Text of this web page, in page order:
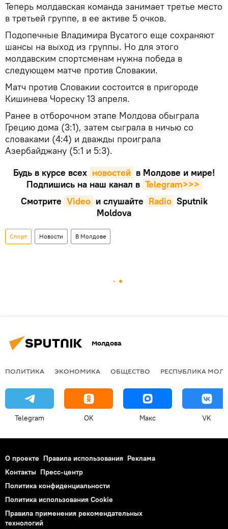
Теперь молдавская команда занимает третье место
в третьей группе, в ее активе 5 очков.
Подопечные Владимира Вусатого еще сохраняют
шансы на выход из группы. Но для этого
молдавским спортсменам нужна победа в
следующем матче против Словакии.
Матч против Словакии состоится в пригороде
Кишинева Чореску 13 апреля.
Ранее в отборочном этапе Молдова обыграла
Грецию дома (3:1), затем сыграла в ничью со
словаками (4:4) и дважды проиграла
Азербайджану (5:1 и 5:3).
Будь в курсе всех новостей в Молдове и мире!
Подпишись на наш канал в Telegram>>>
Смотрите Video и слушайте Radio Sputnik
Moldova
Спорт Новости В Молдове
Молдова
ПОЛИТИКА ЭКОНОМИКА ОБЩЕСТВО РЕСПУБЛИКА
Telegram OK Макс VK
О проекте Правила использования Реклама
Контакты Пресс-центр
Политика конфиденциальности
Политика использования Cookie
Правила применения рекомендательных
технологий